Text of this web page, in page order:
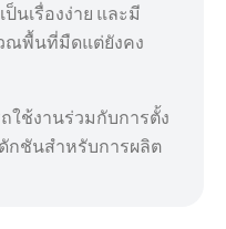
ป็นเรื่องง่าย และมี
ณพื้นที่มืดแต่ยังคง
ถใช้งานร่วมกับการตั้ง
กชันสำหรับการผลิต